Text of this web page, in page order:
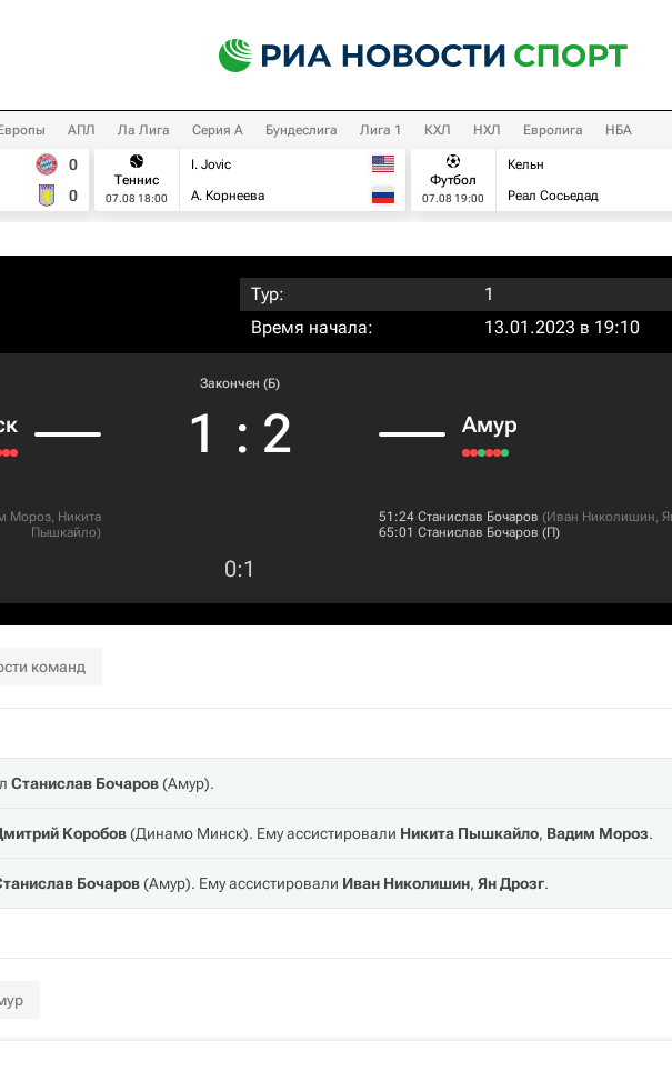
АПЛ Ла Лига Серия А Бундеслига Лига 1 КХЛ НХЛ Евролига НБА
0
0
Теннис
07.08 18:00
I. Jovic
А. Корнеева
Футбол
07.08 19:00
Кельн
Реал Сосьедад
Тур:
1
Время начала:
13.01.2023 в 19:10
Закончен (Б)
1 : 2 Амур
Мороз, Никита
Пышкайло)
51:24 Станислав Бочаров (Иван Николишин,
65:01 Станислав Бочаров (П)
0:1
команд
Станислав Бочаров(Амур).
Коробов(Динамо Минск). Ему ассистировали Никита Пышкайло, Вадим Мороз.
Бочаров(Амур). Ему ассистировали Иван Николишин, Ян Дрозг.